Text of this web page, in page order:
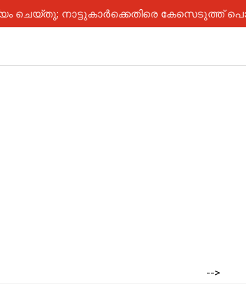
ചെയ്തു; നാട്ടുകാർക്കെതിരെ കേസെടുത്ത്
-->